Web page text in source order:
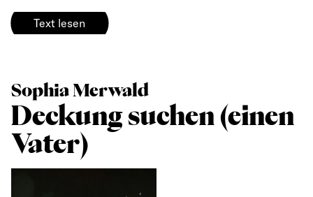
Text lesen
Sophia Merwald
Deckung suchen (einen
Vater)